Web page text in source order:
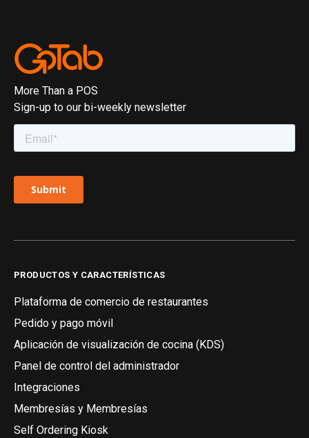
More Than a POS
Sign-up to our bi-weekly newsletter
PRODUCTOS Y CARACTERÍSTICAS
Plataforma de comercio de restaurantes
Pedido y pago móvil
Aplicación de visualización de cocina (KDS)
Panel de control del administrador
Integraciones
Membresías y Membresías
Self Ordering Kiosk